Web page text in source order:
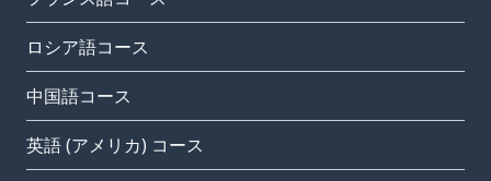
ロシア語コース
中国語コース
英語 (アメリカ) コース